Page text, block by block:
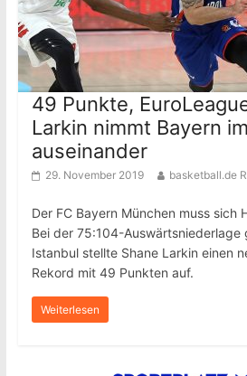
49 Punkte,
Larkin nimmt Bayern
auseinander
29. November 2019 basketball.de
Der FC Bayern München muss sich
Bei der 75:104-Auswärtsniederlage
Istanbul stellte Shane Larkin einen
Rekord mit 49 Punkten auf.
Weiterlesen